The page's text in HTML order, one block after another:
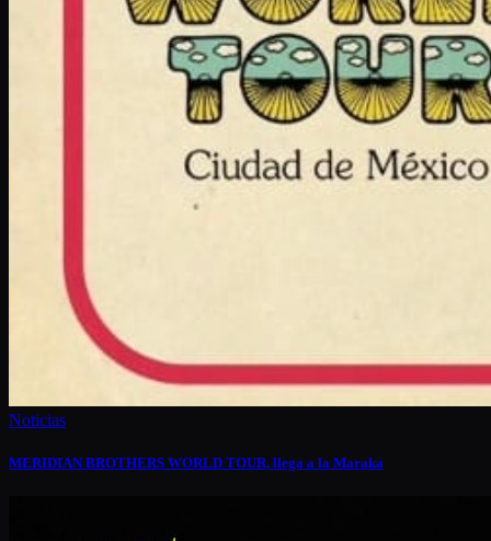
Noticias
MERIDIAN BROTHERS WORLD TOUR, llega a la Maraka